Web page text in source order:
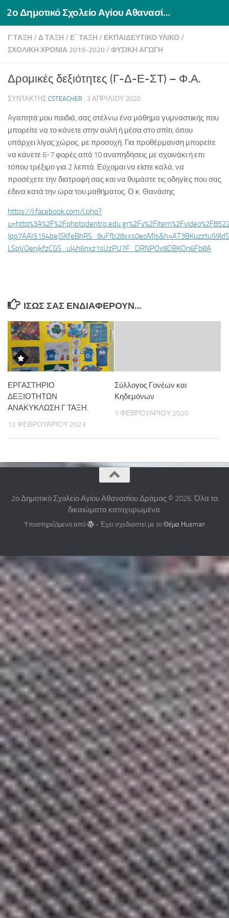
Skip to content 2ο Δημοτικό Σχολείο Αγίου Αθανασίου Δράμας
Γ ΤΆΞΗ /Δ ΤΆΞΗ / Ε΄ ΤΆΞΗ / ΕΚΠΑΙΔΕΥΤΙΚΌ ΥΛΙΚΌ /
ΣΧΟΛΙΚΉ ΧΡΟΝΙΆ 2019-2020/ΦΥΣΙΚΉ ΑΓΩΓΉ
Δρομικές δεξιότητες (Γ-Δ-Ε-ΣΤ) – Φ.Α.
ΣΥΝΤΆΚΤΗΣ CSTEACHER · 3 ΑΠΡΙΛΊΟΥ 2020
Aγαπητά μου παιδιά, σας στέλνω ένα μάθημα γυμναστικής που
μπορείτε να το κάνετε στην αυλή ή μέσα στο σπίτι, όπου
υπάρχει λίγος χώρος, με προσοχή. Για προθέρμανση μπορείτε
να κάνετε 6-7 φορές από 10 αναπηδήσεις με σχοινάκι ή επι
τόπου τρέξιμο για 2 λεπτά. Εύχομαι να είστε καλά, να
προσέχετε την διατροφή σας και να θυμάστε τις οδηγίες που σας
έδινα κατά την ώρα του μαθήματος. Ο κ. Θανάσης
https://l.facebook.com/l.php?
LSpVOenjkfzCGS_ul4h6nxz1sUzPU7F_DRNPOx8DBKOn6Fb8A
ΊΣΩΣ ΣΑΣ ΕΝΔΙΑΦΈΡΟΥΝ…
ΕΡΓΑΣΤΗΡΙΟ
ΔΕΞΙΟΤΗΤΩΝ
ΑΝΑΚΥΚΛΩΣΗ Γ ΤΑΞΗ.
12 ΦΕΒΡΟΥΑΡΊΟΥ 2023
Σύλλογος Γονέων και
Κηδεμόνων
1 ΦΕΒΡΟΥΑΡΊΟΥ 2020
2ο Δημοτικό Σχολείο Αγίου Αθανασίου Δράμας © 2026. Όλα τα
δικαιώματα κατοχυρωμένα.
Υποστηριζόμενο από - Έχει σχεδιαστεί με τοΘέμα Ηueman